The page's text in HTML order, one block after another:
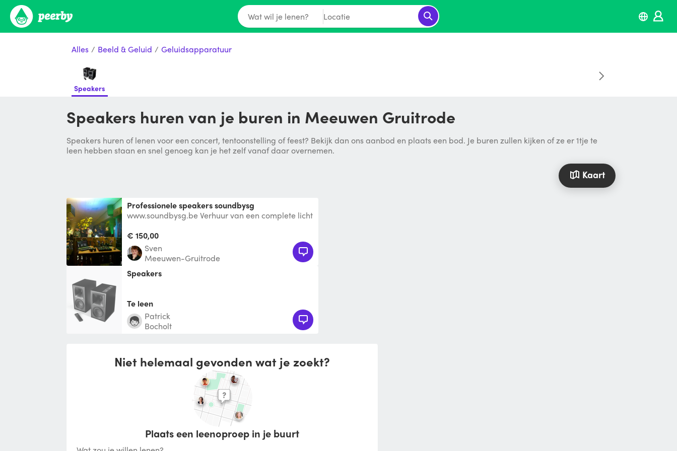
Wat wil je lenen? Locatie
Alles / Beeld & Geluid / Geluidsapparatuur
Speakers
Speakers huren van je buren in Meeuwen Gruitrode
Speakers huren of lenen voor een concert, tentoonstelling of feest? Bekijk dan ons aanbod en plaats een bod. Je buren zullen kijken of ze er 1tje te
leen hebben staan en snel genoeg kan je het zelf vanaf daar overnemen.
Kaart
Professionele speakers soundbysg
www.soundbysg.be Verhuur van een complete licht
subwoo
€ 150,00
sven
Meeuwen-Gruitrode
speakers
Te leen
Patrick
Bocholt
Niet helemaal gevonden wat je zoekt?
Plaats een leenoproep in je buurt